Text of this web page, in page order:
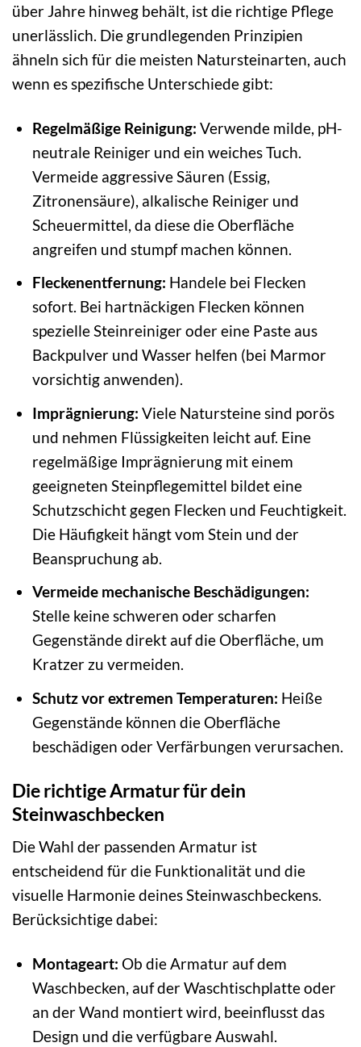
über Jahre hinweg behält, ist die richtige Pflege
unerlässlich. Die grundlegenden Prinzipien
ähneln sich für die meisten Natursteinarten, auch
wenn es spezifische Unterschiede gibt:
Regelmäßige Reinigung: Verwende milde, pH-
neutrale Reiniger und ein weiches Tuch.
Vermeide aggressive Säuren (Essig,
Zitronensäure), alkalische Reiniger und
Scheuermittel, da diese die Oberfläche
angreifen und stumpf machen können.
Fleckenentfernung: Handele bei Flecken
sofort. Bei hartnäckigen Flecken können
spezielle Steinreiniger oder eine Paste aus
Backpulver und Wasser helfen (bei Marmor
vorsichtig anwenden).
Imprägnierung: Viele Natursteine sind porös
und nehmen Flüssigkeiten leicht auf. Eine
regelmäßige Imprägnierung mit einem
geeigneten Steinpflegemittel bildet eine
Schutzschicht gegen Flecken und Feuchtigkeit.
Die Häufigkeit hängt vom Stein und der
Beanspruchung ab.
Vermeide mechanische Beschädigungen:
Stelle keine schweren oder scharfen
Gegenstände direkt auf die Oberfläche, um
Kratzer zu vermeiden.
Schutz vor extremen Temperaturen: Heiße
Gegenstände können die Oberfläche
beschädigen oder Verfärbungen verursachen.
Die richtige Armatur für dein
Steinwaschbecken
Die Wahl der passenden Armatur ist
entscheidend für die Funktionalität und die
visuelle Harmonie deines Steinwaschbeckens.
Berücksichtige dabei:
Montageart: Ob die Armatur auf dem
Waschbecken, auf der Waschtischplatte oder
an der Wand montiert wird, beeinflusst das
Design und die verfügbare Auswahl.